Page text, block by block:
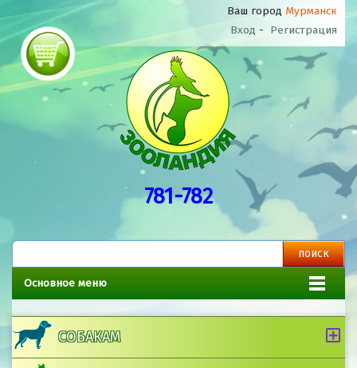
Ваш город Мурманск
Вход - Регистрация
781-782
Основное меню
СОБАКАМ